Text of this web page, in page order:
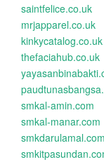
saintfelice.co.uk
mrjapparel.co.uk
kinkycatalog.co.uk
thefaciahub.co.uk
smkal-amin.com
smkal-manar.com
smkdarulamal.com